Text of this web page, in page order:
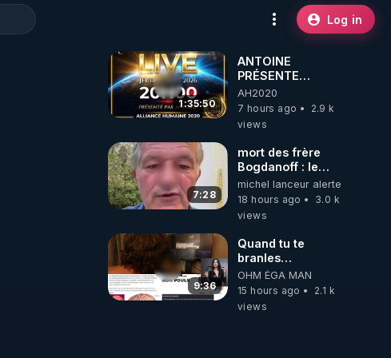
Log in
1:35:50
ANTOINE
PRÉSENTE
AH2020 LE LIVE
20H ***DU
06/08/2026***
AH2020
7 hours ago
2.9 k
views
7:28
mort des frère
Bogdanoff : le
mensonge d état
michel lanceur alerte
18 hours ago
3.0 k
views
9:36
Quand tu te
branles
bonhomme tu
émets des ondes
ils ont juste omis
OHM ÉGA MAN
15 hours ago
2.1 k
views